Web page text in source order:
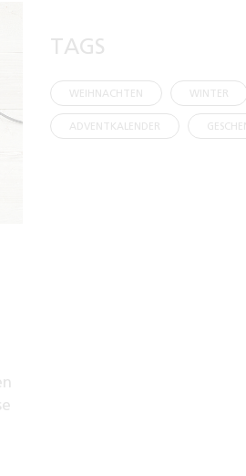
TAGS
WEIHNACHTEN WINTER
ADVENTKALENDER